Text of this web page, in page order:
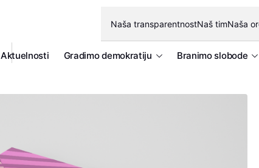
Naša transparentnostNaš timNaša
Aktuelnosti Gradimo demokratiju Branimo slobode